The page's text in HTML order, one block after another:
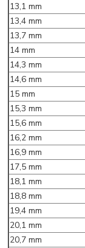
13,1 mm
13,4 mm
13,7 mm
14 mm
14,3 mm
14,6 mm
15 mm
15,3 mm
15,6 mm
16,2 mm
16,9 mm
17,5 mm
18,1 mm
18,8 mm
19,4 mm
20,1 mm
20,7 mm